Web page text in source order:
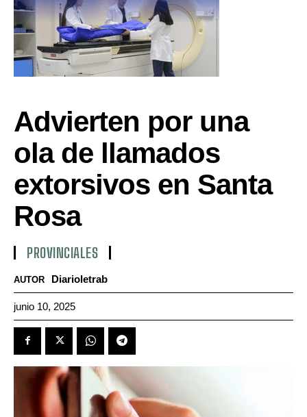
Advierten por una
ola de llamados
extorsivos en Santa
Rosa
PROVINCIALES
AUTOR Diarioletrab
junio 10, 2025